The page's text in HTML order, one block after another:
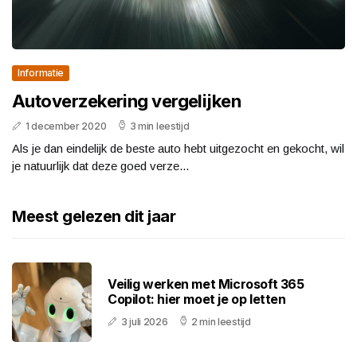
Informatie
Autoverzekering vergelijken
1 december 2020 3 min leestijd
Als je dan eindelijk de beste auto hebt uitgezocht en gekocht, wil
je natuurlijk dat deze goed verze...
Meest gelezen dit jaar
Veilig werken met Microsoft 365
Copilot: hier moet je op letten
3 juli 2026 2 min leestijd